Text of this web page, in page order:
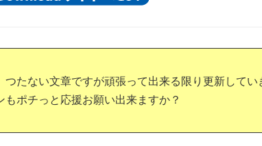
たない文章ですが頑張って出来る限り更新してい
ポチっと応援お願い出来ますか？